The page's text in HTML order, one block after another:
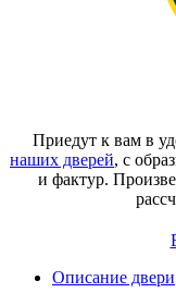
Приедут к вам в
наших дверей, с
и фактур.
Описание двери